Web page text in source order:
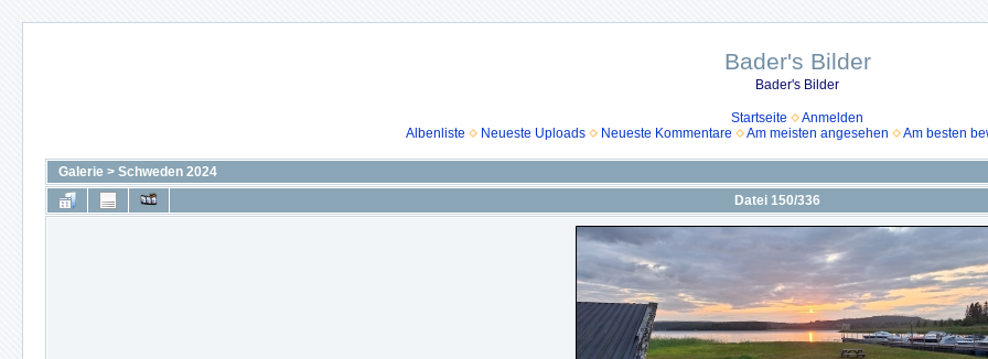
Bader's Bilder
Bader's Bilder
Startseite
Anmelden
Albenliste
Neueste Uploads Neueste Kommentare Am meisten angesehen Am besten
Galerie > Schweden 2024
Datei 150/336